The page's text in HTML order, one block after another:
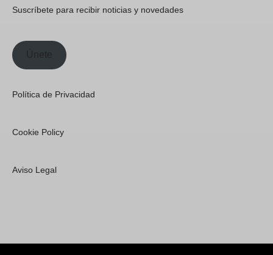
Suscríbete para recibir noticias y novedades
Únete
Política de Privacidad
Cookie Policy
Aviso Legal